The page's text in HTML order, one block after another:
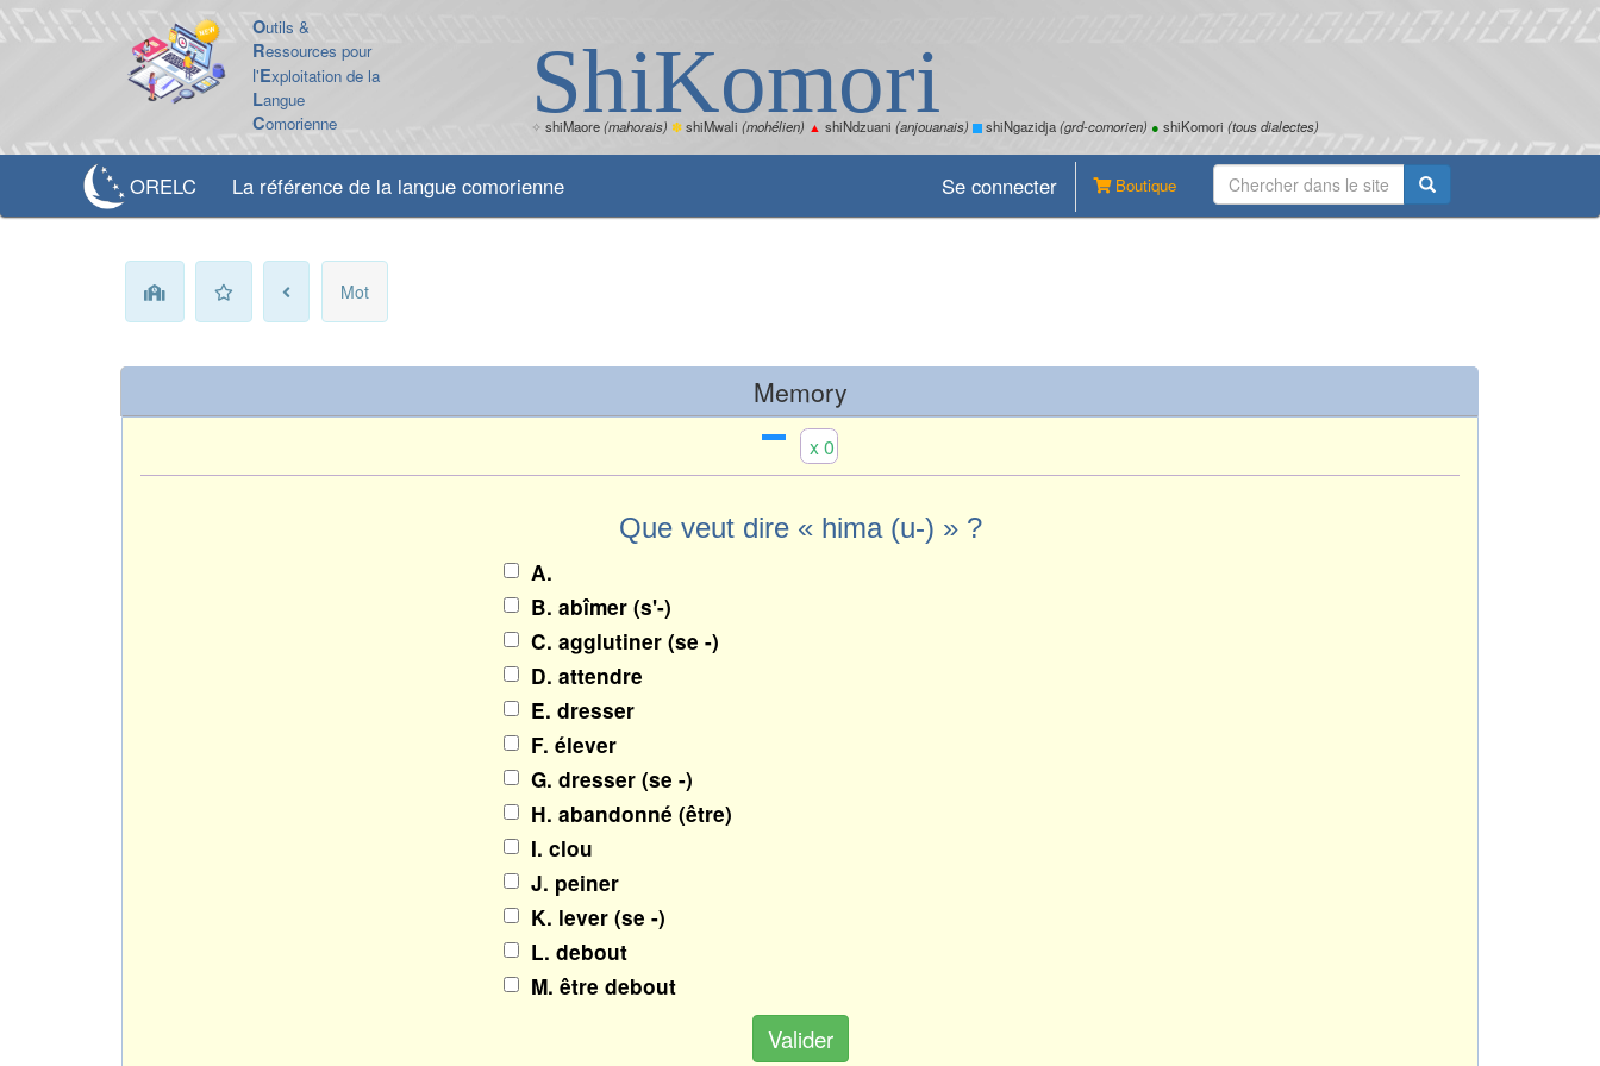
Outils &
Ressources pour
l'Exploitation de la
Langue
Comorienne ShiKomori
✧ shiMaore(mahorais) ✽shiMwali (mohélien) ▲ shiNdzuani (anjouanais) shiNgazidja(grd-comorien) ● shiKomori (tous dialectes)
ORELC La référence de la langue comorienne Boutique
Se connecter
Mot
Memory
x 0
Que veut dire « hima (u-) » ?
A.
B. abîmer (s'-)
C. agglutiner (se -)
D. attendre
E. dresser
F. élever
G. dresser (se -)
H. abandonné (être)
I. clou
J. peiner
K. lever (se -)
L. debout
M. être debout
Valider